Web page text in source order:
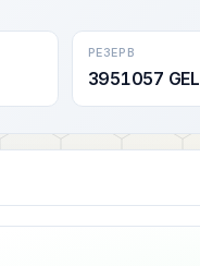
РЕЗЕРВ
3951057 GEL